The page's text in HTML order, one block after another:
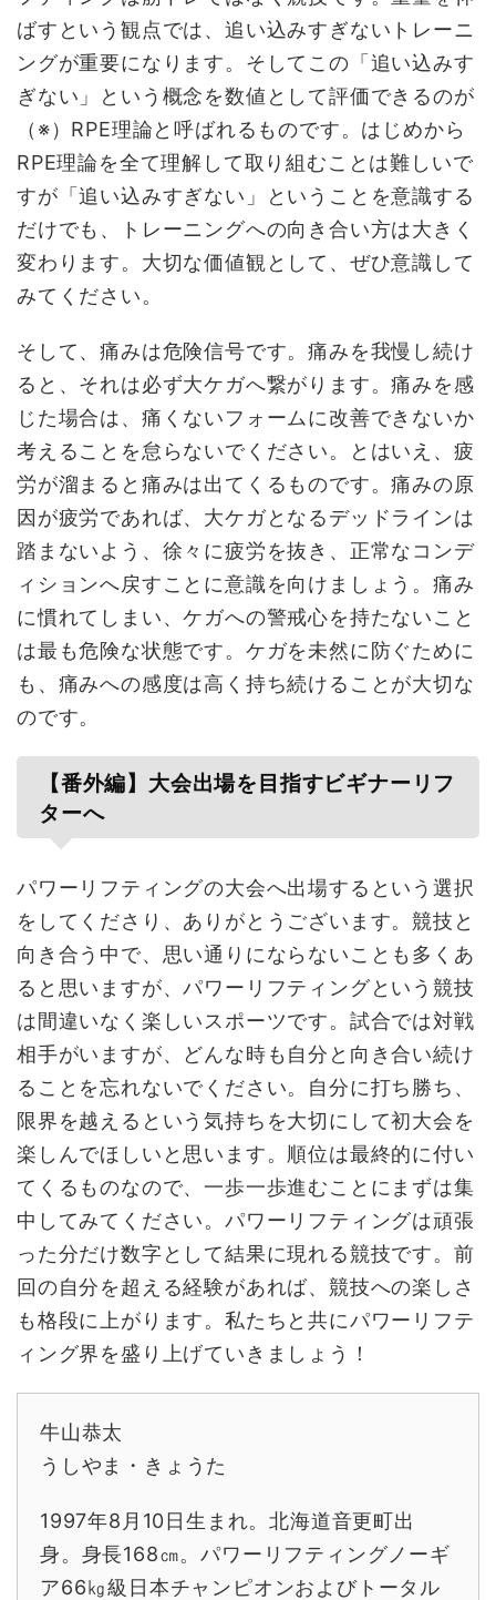
ばすという観点では、追い込みすぎないトレーニ
ングが重要になります。そしてこの「追い込みす
ぎない」という概念を数値として評価できるのが
（※）RPE理論と呼ばれるものです。はじめから
RPE理論を全て理解して取り組むことは難しいで
すが「追い込みすぎない」ということを意識する
だけでも、トレーニングへの向き合い方は大きく
変わります。大切な価値観として、ぜひ意識して
みてください。
そして、痛みは危険信号です。痛みを我慢し続け
ると、それは必ず大ケガへ繋がります。痛みを感
じた場合は、痛くないフォームに改善できないか
考えることを怠らないでください。とはいえ、疲
労が溜まると痛みは出てくるものです。痛みの原
因が疲労であれば、大ケガとなるデッドラインは
踏まないよう、徐々に疲労を抜き、正常なコンデ
ィションへ戻すことに意識を向けましょう。痛み
に慣れてしまい、ケガへの警戒心を持たないこと
は最も危険な状態です。ケガを未然に防ぐために
も、痛みへの感度は高く持ち続けることが大切な
のです。
【番外編】大会出場を目指すビギナーリフ
ターへ
パワーリフティングの大会へ出場するという選択
をしてくださり、ありがとうございます。競技と
向き合う中で、思い通りにならないことも多くあ
ると思いますが、パワーリフティングという競技
は間違いなく楽しいスポーツです。試合では対戦
相手がいますが、どんな時も自分と向き合い続け
ることを忘れないでください。自分に打ち勝ち、
限界を越えるという気持ちを大切にして初大会を
楽しんでほしいと思います。順位は最終的に付い
てくるものなので、一歩一歩進むことにまずは集
中してみてください。パワーリフティングは頑張
った分だけ数字として結果に現れる競技です。前
回の自分を超える経験があれば、競技への楽しさ
も格段に上がります。私たちと共にパワーリフテ
ィング界を盛り上げていきましょう！
牛山恭太
うしやま・きょうた
1997年8月10日生まれ。北海道音更町出
身。身長168㎝。パワーリフティングノーギ
ア66㎏級日本チャンピオンおよびトータル